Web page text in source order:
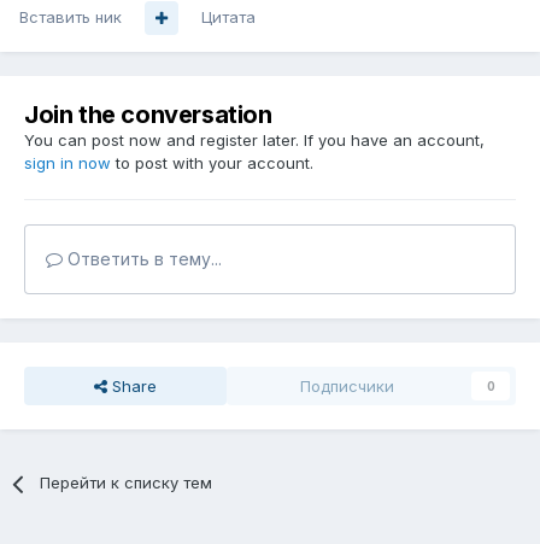
Вставить ник Цитата
Join the conversation
You can post now and register later. If you have an account,
sign in now to post with your account.
Ответить в тему...
Share Подписчики 0
Перейти к списку тем